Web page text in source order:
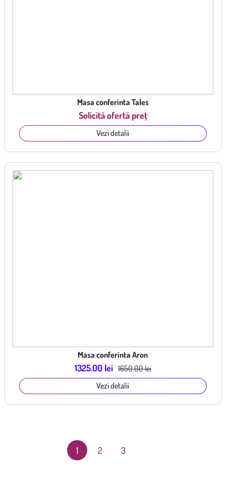
Masa conferinta Tales
Solicită ofertă preț
Vezi detalii
Masa conferinta Aron
1650.00 lei
1325.00 lei
Vezi detalii
1 2 3